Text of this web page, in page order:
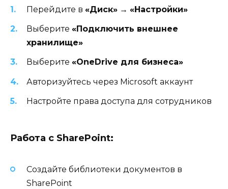
Перейдите в «Диск» → «Настройки»
Выберите «Подключить внешнее
хранилище»
Выберите «OneDrive для бизнеса»
Авторизуйтесь через Microsoft аккаунт
Настройте права доступа для сотрудников
Работа с SharePoint:
Создайте библиотеки документов в
SharePoint